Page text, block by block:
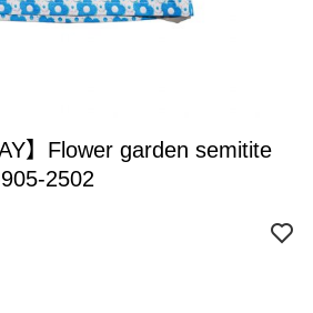
】Flower garden semitite
2502